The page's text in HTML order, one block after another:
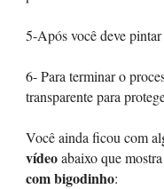
5-Após você deve
6- Para terminar o
transparente para
Você ainda ficou com
vídeoabaixo que mostra
com bigodinho: